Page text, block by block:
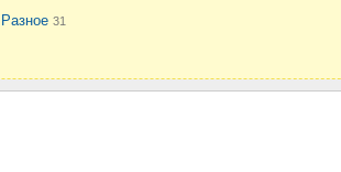
Разное 31